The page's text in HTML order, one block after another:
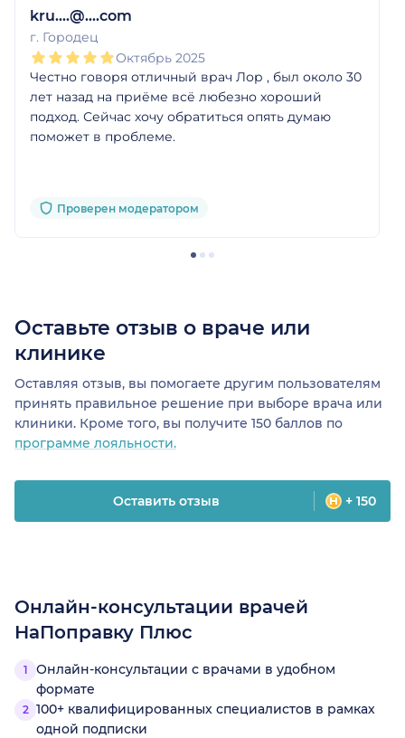
kru....@....com
г. Городец
Октябрь 2025
Честно говоря отличный врач Лор , был около 30
лет назад на приёме всё любезно хороший
подход. Сейчас хочу обратиться опять думаю
поможет в проблеме.
Проверен модератором
Оставьте отзыв о враче или
клинике
Оставляя отзыв, вы помогаете другим пользователям
принять правильное решение при выборе врача или
клиники. Кроме того, вы получите 150 баллов по
программе лояльности.
Оставить отзыв + 150
Онлайн-консультации врачей
НаПоправку Плюс
Онлайн-консультации с врачами в удобном
формате
100+ квалифицированных специалистов в рамках
одной подписки